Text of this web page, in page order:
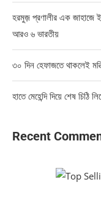
হরমুজ় প্রণালীর এক জাহাজে
আরও ৬ ভারতীয়
৩০ দিন হেফাজতে থাকলেই
হাতে মেহেন্দি দিয়ে শেষ
Recent